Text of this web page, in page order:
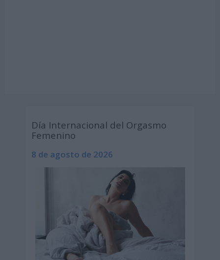
Día Internacional del Orgasmo
Femenino
8 de agosto de 2026